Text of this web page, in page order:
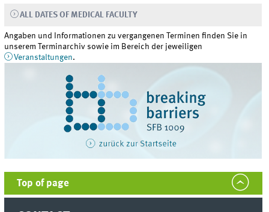
ALL DATES OF MEDICAL FACULTY
Angaben und Informationen zu vergangenen Terminen finden Sie in
unserem Terminarchiv sowie im Bereich der jeweiligen
Veranstaltungen.
Top of page